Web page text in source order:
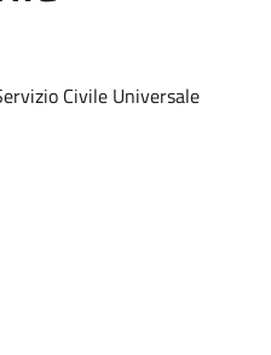
Civile Universale